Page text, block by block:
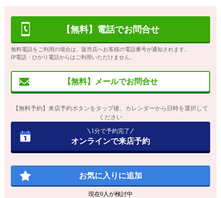
【無料】電話でお問合せ
無料電話をご利用の場合は、販売店へお客様の電話番号が通知されます。
IP電話・ひかり電話からはご利用いただけません。
【無料】メールでお問合せ
【無料予約】来店予約ボタンをタップ後、カレンダーから日時を選択して
ください
1分で予約完了
オンラインで来店予約
お気に入りに追加
現在0人が検討中